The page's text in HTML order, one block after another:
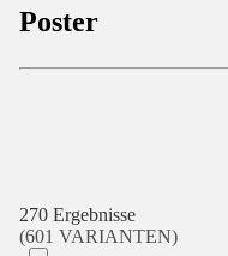
Poster
270 Ergebnisse
(601 VARIANTEN)